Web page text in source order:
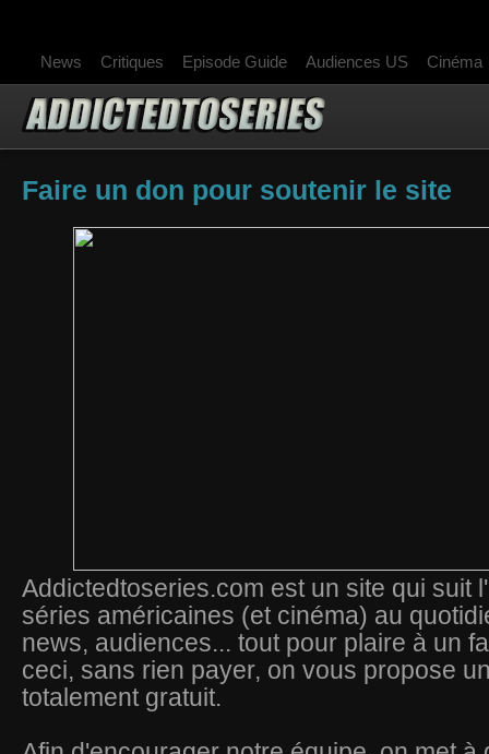
News Critiques Episode Guide Audiences US Cinéma
Faire un don pour soutenir le site
Addictedtoseries.com est un site qui suit
séries américaines (et cinéma) au
news, audiences... tout pour plaire à un
ceci, sans rien payer, on vous propose
totalement gratuit.